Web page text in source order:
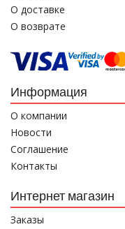
О доставке
О возврате
Информация
О компании
Новости
Соглашение
Контакты
Интернет магазин
Заказы